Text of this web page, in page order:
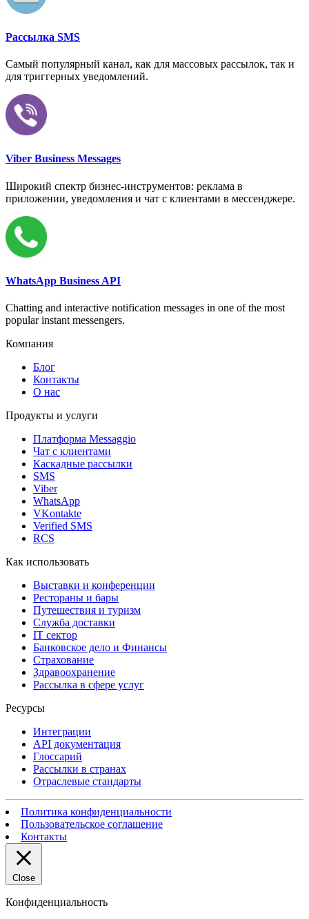
Рассылка SMS
Самый популярный канал, как для массовых рассылок, так и
для триггерных уведомлений.
Viber Business Messages
Широкий спектр бизнес-инструментов: реклама в
приложении, уведомления и чат с клиентами в мессенджере.
WhatsApp Business API
Chatting and interactive notification messages in one of the most
popular instant messengers.
Компания
Блог
Контакты
О нас
Продукты и услуги
Платформа Messaggio
Чат с клиентами
Каскадные рассылки
SMS
Viber
WhatsApp
VKontakte
Verified SMS
RCS
Как использовать
Выставки и конференции
Рестораны и бары
Путешествия и туризм
Служба доставки
IT сектор
Банковское дело и Финансы
Страхование
Здравоохранение
Рассылка в сфере услуг
Ресурсы
Интеграции
API документация
Глоссарий
Рассылки в странах
Отраслевые стандарты
Политика конфиденциальности
Пользовательское соглашение
Контакты
Close
Конфиденциальность